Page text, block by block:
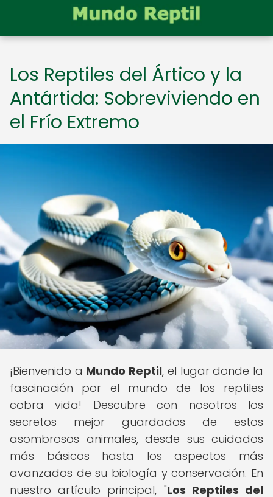
Los Reptiles del Ártico y la
Antártida: Sobreviviendo en
el Frío Extremo
¡Bienvenido a Mundo Reptil, el lugar donde la
fascinación por el mundo de los reptiles
cobra vida! Descubre con nosotros los
secretos mejor guardados de estos
asombrosos animales, desde sus cuidados
más básicos hasta los aspectos más
avanzados de su biología y conservación. En
nuestro artículo principal, "Los Reptiles del